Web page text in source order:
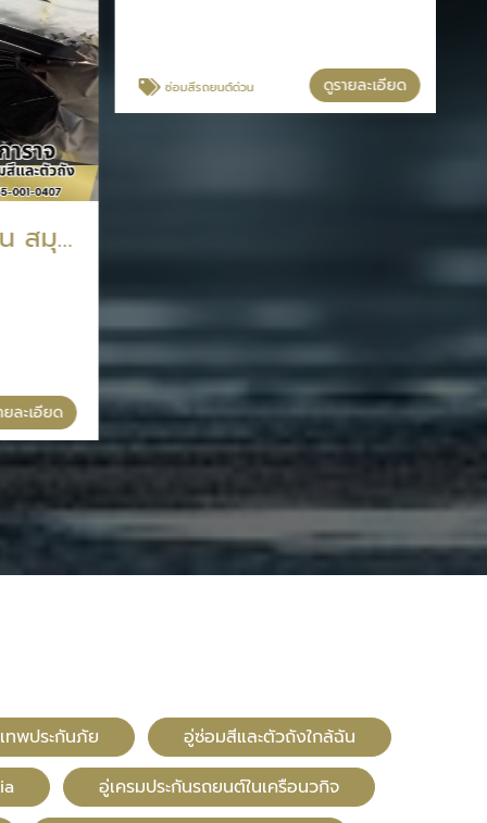
อู่ทําสีรถยนต์ ใกล้ฉัน สมุทรปราการ
ละเอียด ซ่อมสีรถยนต์ด่วน ดูรายละเอียด
พประกันภัย
อู่ซ่อมสีและตัวถังใกล้ฉัน
อู่เครมประกันรถยนต์ในเครือนวกิจ